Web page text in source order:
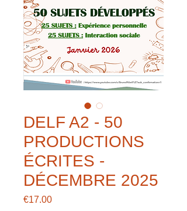
DELF A2 - 50
PRODUCTIONS
ÉCRITES -
DÉCEMBRE 2025
€17.00Price